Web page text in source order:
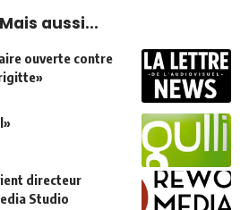
Mais aussi...
ouverte contre
directeur
Studio